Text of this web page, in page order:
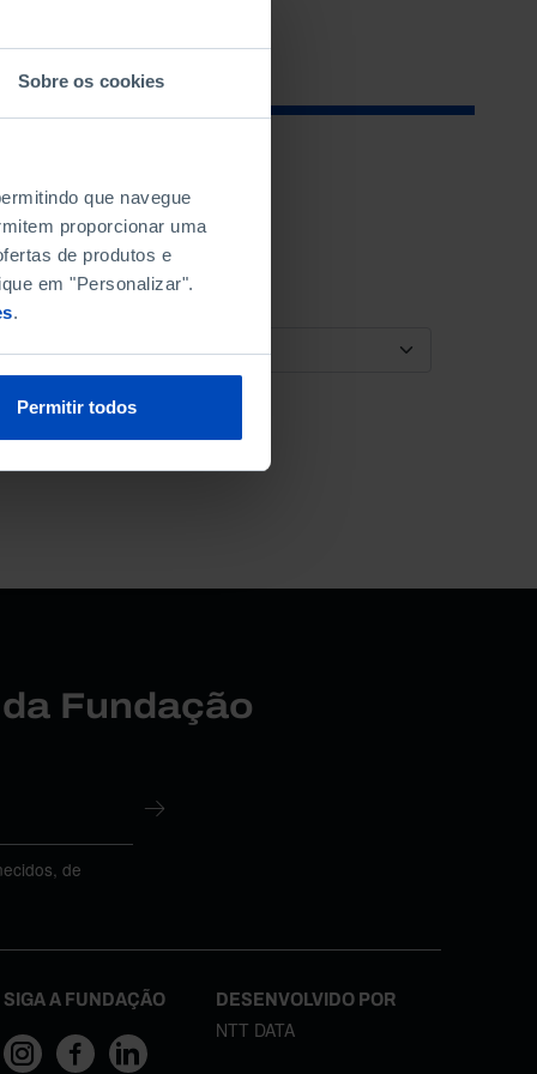
Sobre os cookies
que navegue
proporcionar uma
de produtos e
em "Personalizar".
.
Permitir todos
ORDENAR POR
Fundação
de
SIGA A FUNDAÇÃO DESENVOLVIDO POR
NTT DATA